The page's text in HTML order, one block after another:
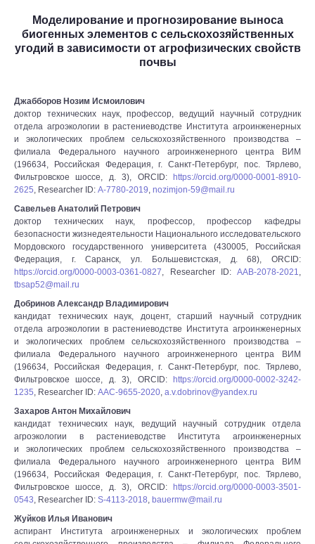
Моделирование и прогнозирование выноса
биогенных элементов с сельскохозяйственных
угодий в зависимости от агрофизических свойств
почвы
Джабборов Нозим Исмоилович
доктор технических наук, профессор, ведущий научный сотрудник
отдела агроэкологии в растениеводстве Института агроинженерных
и экологических проблем сельскохозяйственного производства –
филиала Федерального научного агроинженерного центра ВИМ
(196634, Российская Федерация, г. Санкт-Петербург, пос. Тярлево,
Фильтровское шоссе, д. 3), ORCID:
https://orcid.org/0000-0001-8910-
2625, Researcher ID: А-7780-2019, nozimjon-59@mail.ru
Савельев Анатолий Петрович
доктор технических наук, профессор, профессор кафедры
безопасности жизнедеятельности Национального исследовательского
Мордовского государственного университета (430005, Российская
Федерация, г. Саранск, ул. Большевистская, д. 68), ORCID:
https://orcid.org/0000-0003-0361-0827, Researcher ID: AAB-2078-2021,
tbsap52@mail.ru
Добринов Александр Владимирович
кандидат технических наук, доцент, старший научный сотрудник
отдела агроэкологии в растениеводстве Института агроинженерных
и экологических проблем сельскохозяйственного производства –
филиала Федерального научного агроинженерного центра ВИМ
(196634, Российская Федерация, г. Санкт-Петербург, пос. Тярлево,
Фильтровское шоссе, д. 3), ORCID:
https://orcid.org/0000-0002-3242-
1235, Researcher ID: ААС-9655-2020, a.v.dobrinov@yandex.ru
Захаров Антон Михайлович
кандидат технических наук, ведущий научный сотрудник отдела
агроэкологии в растениеводстве Института агроинженерных
и экологических проблем сельскохозяйственного производства –
филиала Федерального научного агроинженерного центра ВИМ
(196634, Российская Федерация, г. Санкт-Петербург, пос. Тярлево,
Фильтровское шоссе, д. 3), ORCID:
https://orcid.org/0000-0003-3501-
0543, Researcher ID: S-4113-2018, bauermw@mail.ru
Жуйков Илья Иванович
аспирант Института агроинженерных и экологических проблем